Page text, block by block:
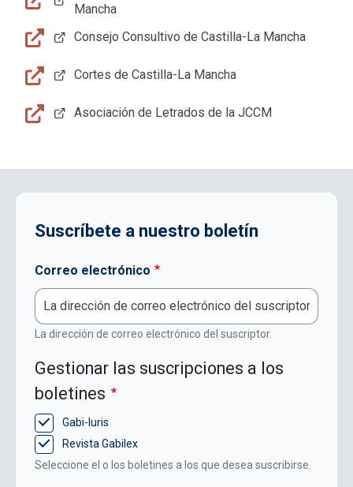
Mancha
Consejo Consultivo de Castilla-La Mancha
Cortes de Castilla-La Mancha
Asociación de Letrados de la JCCM
Suscríbete a nuestro boletín
Correo electrónico
La dirección de correo electrónico del suscriptor.
Gestionar las suscripciones a los
boletines
Gabi-Iuris
Revista Gabilex
Seleccione el o los boletines a los que desea suscribirse.